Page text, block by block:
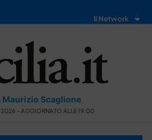
Il Network
Maurizio Scaglione
2026 - AGGIORNATO ALLE 19:00